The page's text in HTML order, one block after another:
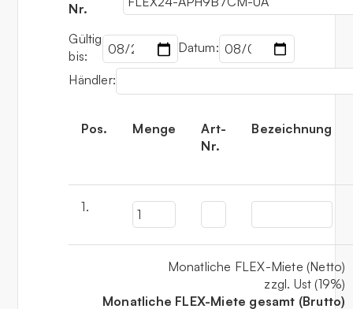
Nr.
Gültig
bis:
Datum:
Händler:
Pos. Menge
Art-
Nr.
Bezeichnung
1.
Monatliche FLEX-Miete (Netto)
zzgl. Ust (19%)
Monatliche FLEX-Miete gesamt (Brutto)